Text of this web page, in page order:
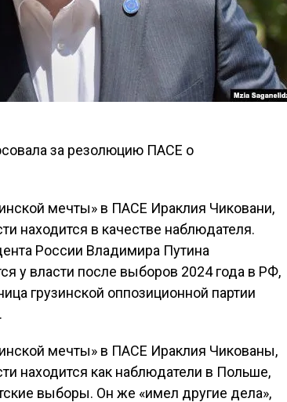
мечты» в ПАСЕ Ираклия Чиковани,
находится в качестве наблюдателя.
России Владимира Путина
у власти после выборов 2024 года в РФ,
грузинской оппозиционной партии
мечты» в ПАСЕ Ираклия Чикованы,
находится как наблюдатели в Польше,
выборы. Он же «имел другие дела»,